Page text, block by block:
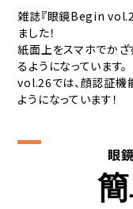
雑誌『眼鏡Begin
ました！
紙面上をスマホでかざ
るようになっています。
vol.26では、顔認証機
ようになっています！
眼